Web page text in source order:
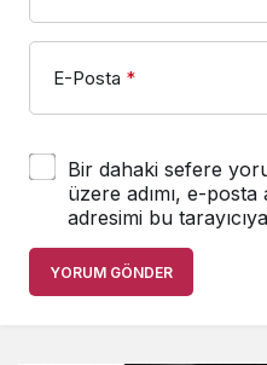
E-Posta *
Bir dahaki sefere
üzere adımı, e-
adresimi bu
YORUM GÖNDER